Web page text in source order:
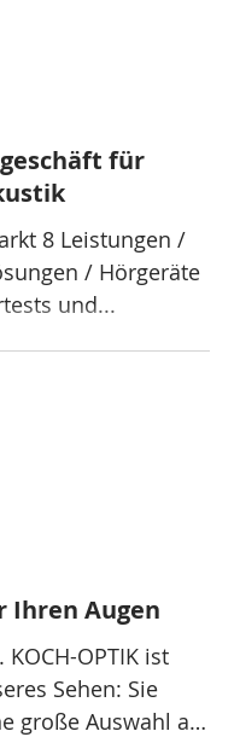
für
8 Leistungen /
/ Hörgeräte
und...
Ihren Augen
OPTIK ist
Sehen: Sie
große Auswahl an